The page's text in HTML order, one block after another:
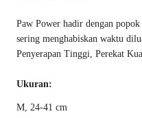
Paw Power hadir dengan
sering menghabiskan waktu
Penyerapan Tinggi, Perekat
Ukuran:
M, 24-41 cm